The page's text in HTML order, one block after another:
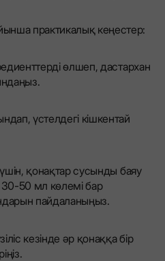
практикалық кеңестер:
өлшеп, дастархан
үстелдегі кішкентай
үшін, қонақтар сусынды баяу
30-50 мл көлемі бар
пайдаланыңыз.
кезінде әр қонаққа бір